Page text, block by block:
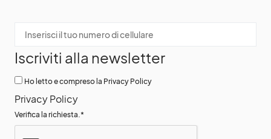
Iscriviti alla newsletter
Ho letto e compreso la Privacy Policy
Privacy Policy
Verifica la richiesta. *